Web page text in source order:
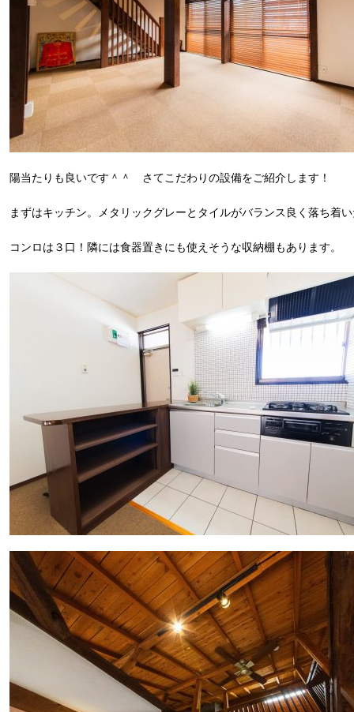
陽当たりも良いです＾＾ さてこだわりの設備をご紹介します！
まずはキッチン。メタリックグレーとタイルがバランス良く落ち着
コンロは３口！隣には食器置きにも使えそうな収納棚もあります。